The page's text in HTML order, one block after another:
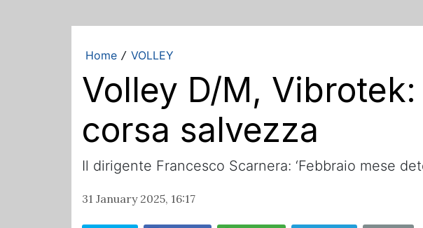
Home / VOLLEY
Volley D/M,
corsa salvezza
Il dirigente Francesco Scarnera: ‘Febbraio mese
31 January 2025, 16:17